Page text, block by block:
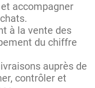
accompagner
à la vente des
du chiffre
auprès de
contrôler et